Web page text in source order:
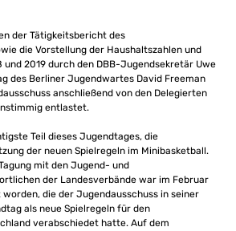
der Tätigkeitsbericht des
die Vorstellung der Haushaltszahlen und
und 2019 durch den DBB-Jugendsekretär Uwe
des Berliner Jugendwartes David Freeman
anschließend von den Delegierten
entlastet.
Teil dieses Jugendtages, die
der neuen Spielregeln im Minibasketball.
mit den Jugend- und
der Landesverbände war im Februar
die der Jugendausschuss in seiner
als neue Spielregeln für den
verabschiedet hatte. Auf dem